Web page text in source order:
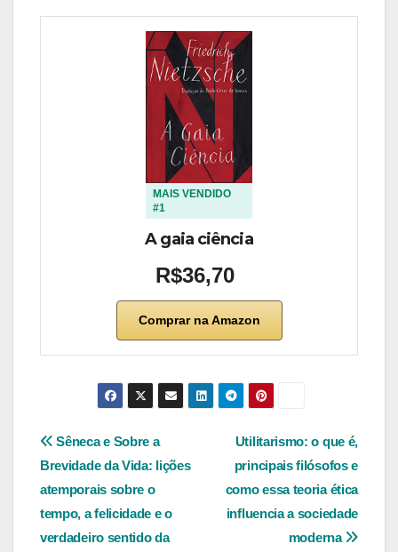
MAIS VENDIDO
#1
A gaia ciência
R$36,70
Comprar na Amazon
Navegação
de
Post
Utilitarismo: o que é,
principais filósofos e
como essa teoria ética
influencia a sociedade
moderna
Sêneca e Sobre a
Brevidade da Vida: lições
atemporais sobre o
tempo, a felicidade e o
verdadeiro sentido da